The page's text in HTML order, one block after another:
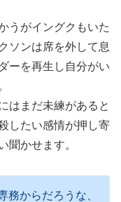
うがイングクもいた
ソンは席を外して息
ーを再生し自分がい
はまだ未練があると
したい感情が押し寄
聞かせます。
務からだろうな、